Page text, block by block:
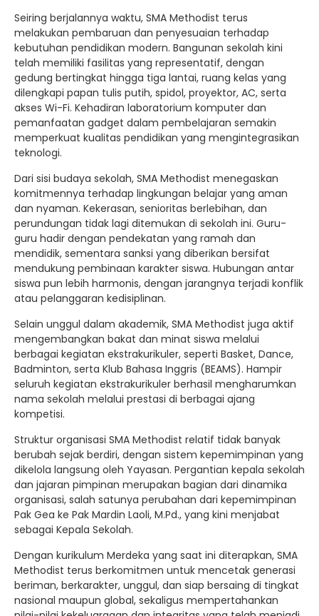
Seiring berjalannya waktu, SMA Methodist terus
melakukan pembaruan dan penyesuaian terhadap
kebutuhan pendidikan modern. Bangunan sekolah kini
telah memiliki fasilitas yang representatif, dengan
gedung bertingkat hingga tiga lantai, ruang kelas yang
dilengkapi papan tulis putih, spidol, proyektor, AC, serta
akses Wi-Fi. Kehadiran laboratorium komputer dan
pemanfaatan gadget dalam pembelajaran semakin
memperkuat kualitas pendidikan yang mengintegrasikan
teknologi.
Dari sisi budaya sekolah, SMA Methodist menegaskan
komitmennya terhadap lingkungan belajar yang aman
dan nyaman. Kekerasan, senioritas berlebihan, dan
perundungan tidak lagi ditemukan di sekolah ini. Guru-
guru hadir dengan pendekatan yang ramah dan
mendidik, sementara sanksi yang diberikan bersifat
mendukung pembinaan karakter siswa. Hubungan antar
siswa pun lebih harmonis, dengan jarangnya terjadi konflik
atau pelanggaran kedisiplinan.
Selain unggul dalam akademik, SMA Methodist juga aktif
mengembangkan bakat dan minat siswa melalui
berbagai kegiatan ekstrakurikuler, seperti Basket, Dance,
Badminton, serta Klub Bahasa Inggris (BEAMS). Hampir
seluruh kegiatan ekstrakurikuler berhasil mengharumkan
nama sekolah melalui prestasi di berbagai ajang
kompetisi.
Struktur organisasi SMA Methodist relatif tidak banyak
berubah sejak berdiri, dengan sistem kepemimpinan yang
dikelola langsung oleh Yayasan. Pergantian kepala sekolah
dan jajaran pimpinan merupakan bagian dari dinamika
organisasi, salah satunya perubahan dari kepemimpinan
Pak Gea ke Pak Mardin Laoli, M.Pd., yang kini menjabat
sebagai Kepala Sekolah.
Dengan kurikulum Merdeka yang saat ini diterapkan, SMA
Methodist terus berkomitmen untuk mencetak generasi
beriman, berkarakter, unggul, dan siap bersaing di tingkat
nasional maupun global, sekaligus mempertahankan